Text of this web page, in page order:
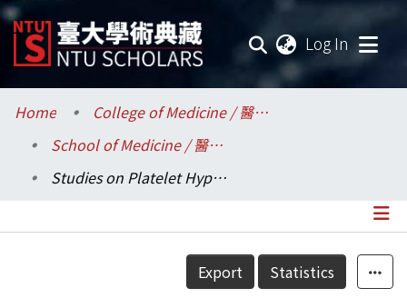
Log In
Communities & Collections
Research Outputs
Home
College of Medicine / 醫學院
School of Medicine / 醫學系
Studies on Platelet Hyperactivity in Patients with Ischemic Cerebrovascular Diseases:IV. Determination of the Optimal Dosage of Aspirin by Measuring Plasme Salicylate Level
Details
Export Statistics